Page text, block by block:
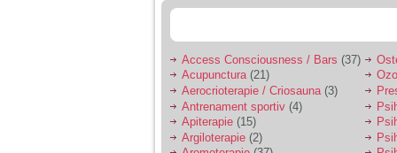
sa se manifeste o
Ma aflu aici pentru ca
vreau sa stiu daca am
nevoie de un psiholog
sau psihiatru.
Access Consciousness / Bars (37)
Acupunctura(21)
Aerocrioterapie / Criosauna (3)
Antrenament sportiv (4)
Apiterapie (15)
Argiloterapie (2)